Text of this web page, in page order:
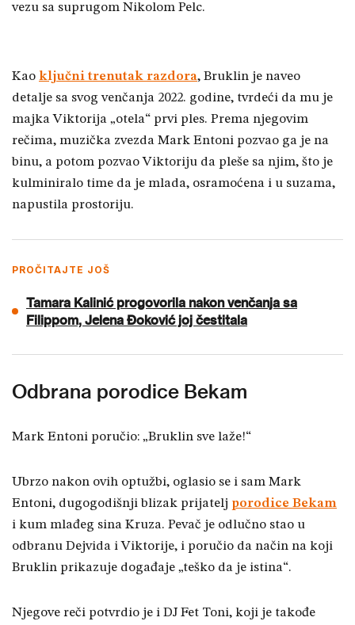
vezu sa suprugom Nikolom Pelc.
Kao ključni trenutak razdora, Bruklin je naveo
detalje sa svog venčanja 2022. godine, tvrdeći da mu je
majka Viktorija „otela“ prvi ples. Prema njegovim
rečima, muzička zvezda Mark Entoni pozvao ga je na
binu, a potom pozvao Viktoriju da pleše sa njim, što je
kulminiralo time da je mlada, osramoćena i u suzama,
napustila prostoriju.
PROČITAJTE JOŠ
Tamara Kalinić progovorila nakon venčanja sa
Filippom, Jelena Đoković joj čestitala
Odbrana porodice Bekam
Mark Entoni poručio: „Bruklin sve laže!“
Ubrzo nakon ovih optužbi, oglasio se i sam Mark
Entoni, dugogodišnji blizak prijatelj porodice Bekam
i kum mlađeg sina Kruza. Pevač je odlučno stao u
odbranu Dejvida i Viktorije, i poručio da način na koji
Bruklin prikazuje događaje „teško da je istina“.
Njegove reči potvrdio je i DJ Fet Toni, koji je takođe